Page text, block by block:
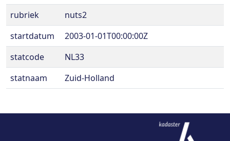
rubriek
nuts2
startdatum
2003-01-01T00:00:00Z
statcode
NL33
statnaam
Zuid-Holland